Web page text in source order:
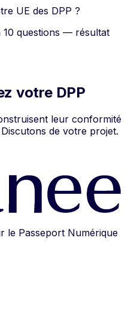
UE des DPP ?
questions — résultat
votre DPP
leur conformité
de votre projet.
le Passeport Numérique